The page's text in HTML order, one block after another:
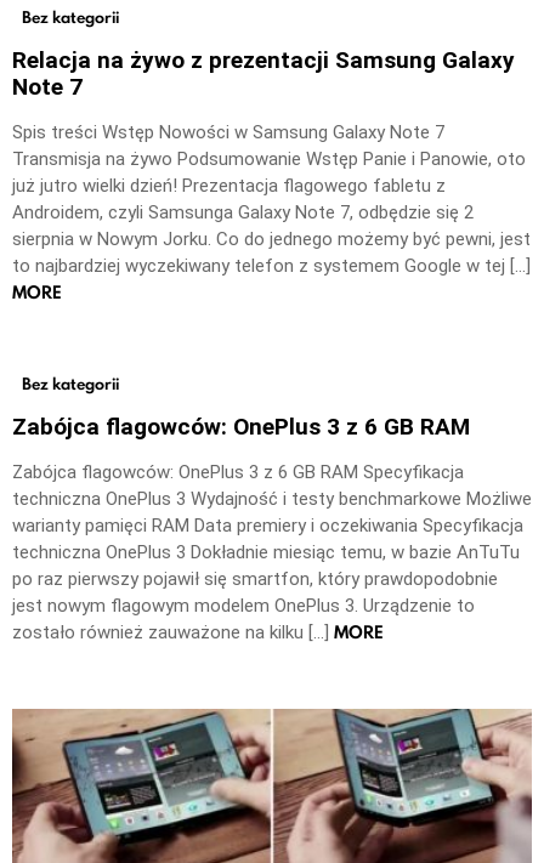
Bez kategorii
Relacja na żywo z prezentacji Samsung Galaxy
Note 7
Spis treści Wstęp Nowości w Samsung Galaxy Note 7
Transmisja na żywo Podsumowanie Wstęp Panie i Panowie, oto
już jutro wielki dzień! Prezentacja flagowego fabletu z
Androidem, czyli Samsunga Galaxy Note 7, odbędzie się 2
sierpnia w Nowym Jorku. Co do jednego możemy być pewni, jest
to najbardziej wyczekiwany telefon z systemem Google w tej […]
MORE
Bez kategorii
Zabójca flagowców: OnePlus 3 z 6 GB RAM
Zabójca flagowców: OnePlus 3 z 6 GB RAM Specyfikacja
techniczna OnePlus 3 Wydajność i testy benchmarkowe Możliwe
warianty pamięci RAM Data premiery i oczekiwania Specyfikacja
techniczna OnePlus 3 Dokładnie miesiąc temu, w bazie AnTuTu
po raz pierwszy pojawił się smartfon, który prawdopodobnie
jest nowym flagowym modelem OnePlus 3. Urządzenie to
zostało również zauważone na kilku […] MORE